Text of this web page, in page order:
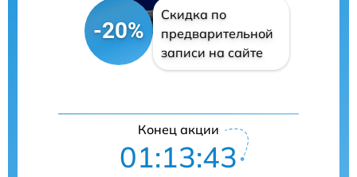
-20%
Скидка по
предварительной
записи на сайте
Конец акции
01:13:42